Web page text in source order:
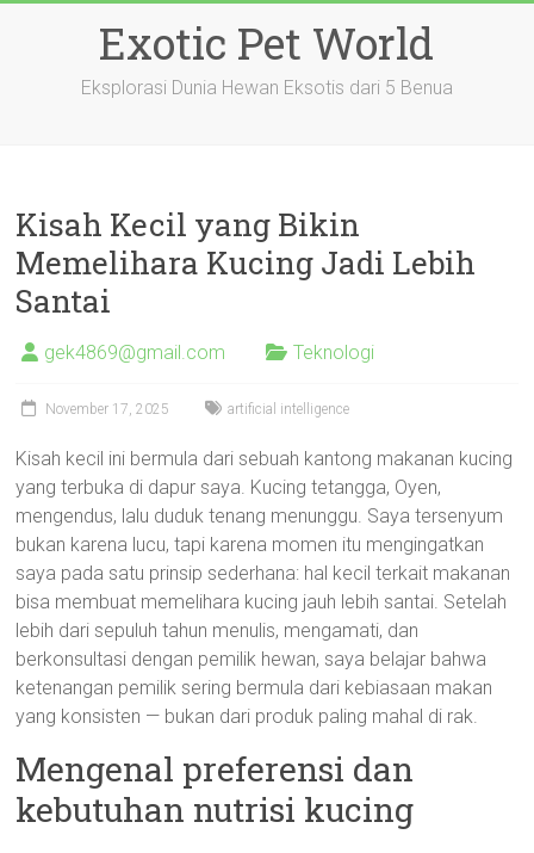
Exotic Pet World
Eksplorasi Dunia Hewan Eksotis dari 5 Benua
Kisah Kecil yang Bikin
Memelihara Kucing Jadi Lebih
Santai
gek4869@gmail.com Teknologi
November 17, 2025 artificial intelligence
Kisah kecil ini bermula dari sebuah kantong makanan kucing
yang terbuka di dapur saya. Kucing tetangga, Oyen,
mengendus, lalu duduk tenang menunggu. Saya tersenyum
bukan karena lucu, tapi karena momen itu mengingatkan
saya pada satu prinsip sederhana: hal kecil terkait makanan
bisa membuat memelihara kucing jauh lebih santai. Setelah
lebih dari sepuluh tahun menulis, mengamati, dan
berkonsultasi dengan pemilik hewan, saya belajar bahwa
ketenangan pemilik sering bermula dari kebiasaan makan
yang konsisten — bukan dari produk paling mahal di rak.
Mengenal preferensi dan
kebutuhan nutrisi kucing